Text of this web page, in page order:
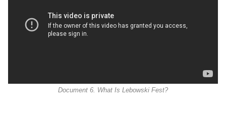
Document 6. What Is Lebowski Fest?